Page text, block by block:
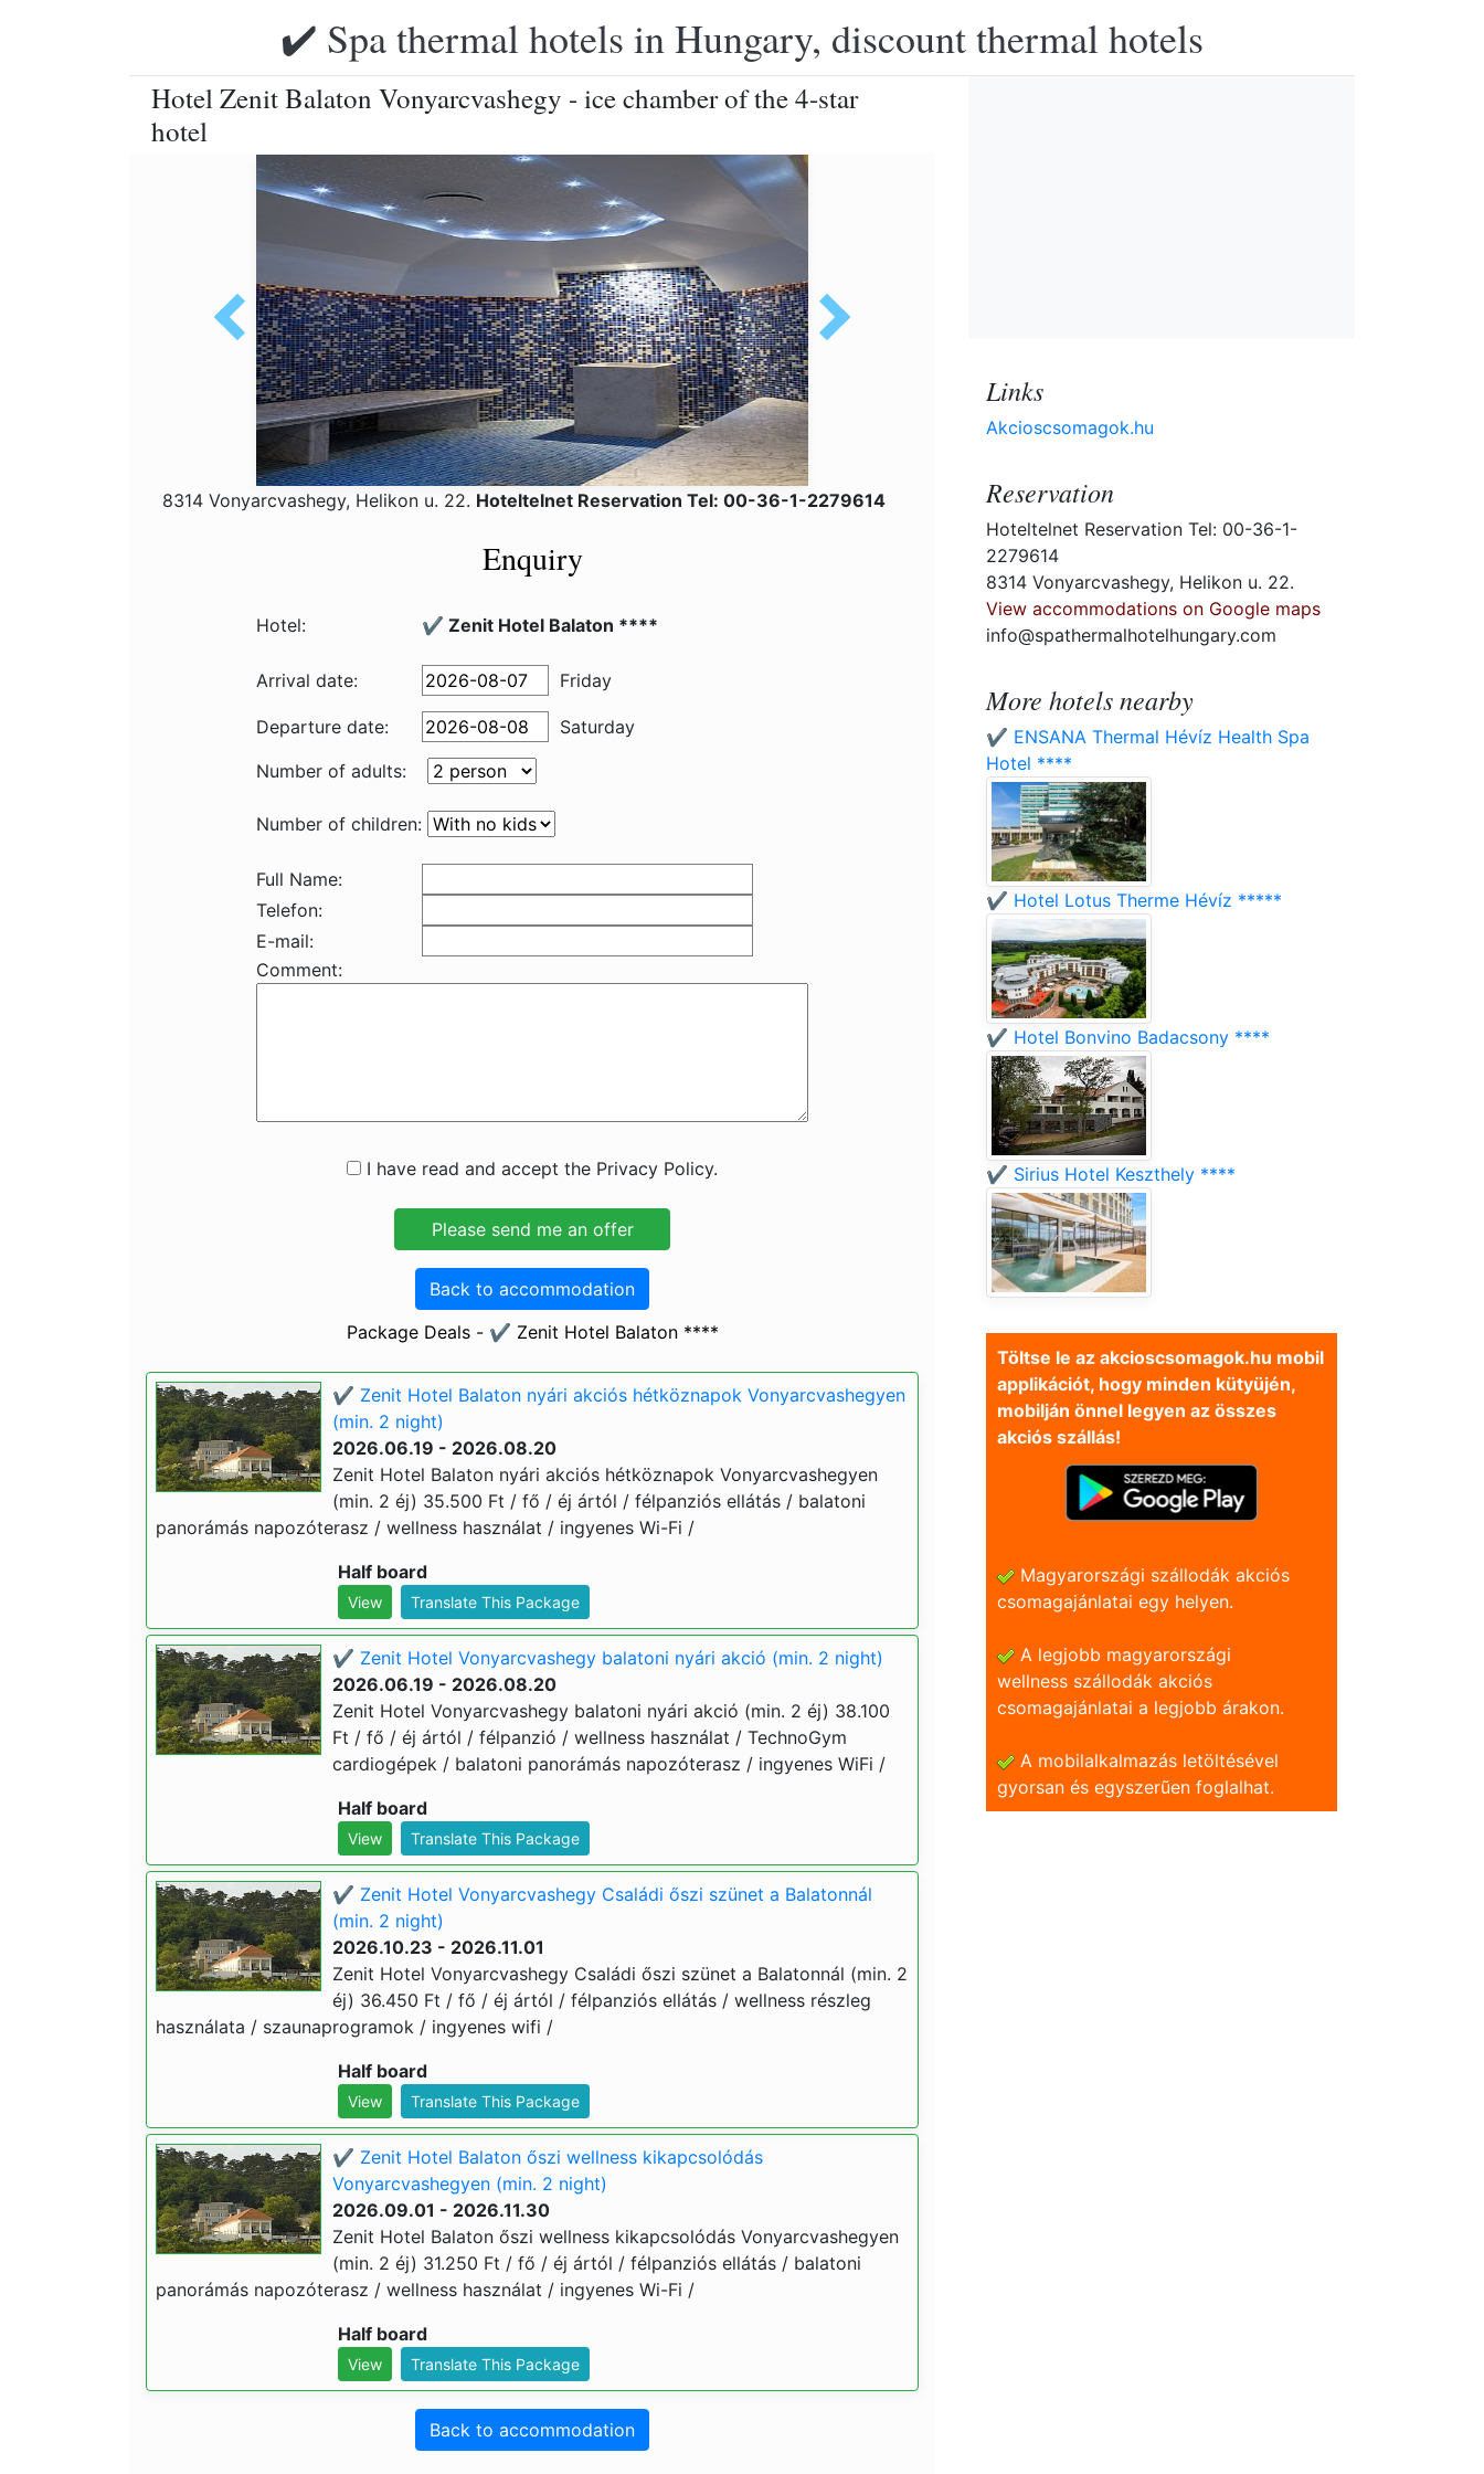
✔️ Spa thermal hotels in Hungary, discount thermal hotels
Hotel Zenit Balaton Vonyarcvashegy - ice chamber of the 4-star
hotel
8314 Vonyarcvashegy, Helikon u. 22. Hoteltelnet Reservation Tel: 00-36-1-2279614
Enquiry
Hotel: ✔️ Zenit Hotel Balaton ****
Arrival date: Friday
Departure date:
Saturday
Number of adults:
Number of children:
Full Name:
Telefon:
E-mail:
Comment:
I have read and accept the Privacy Policy.
Back to accommodation
Package Deals - ✔️ Zenit Hotel Balaton ****
✔️ Zenit Hotel Balaton nyári akciós hétköznapok Vonyarcvashegyen
(min. 2 night)
2026.06.19 - 2026.08.20
Zenit Hotel Balaton nyári akciós hétköznapok Vonyarcvashegyen
(min. 2 éj) 35.500 Ft / fő / éj ártól / félpanziós ellátás / balatoni
panorámás napozóterasz / wellness használat / ingyenes Wi-Fi /
Half board
View Translate This Package
✔️ Zenit Hotel Vonyarcvashegy balatoni nyári akció (min. 2 night)
2026.06.19 - 2026.08.20
Zenit Hotel Vonyarcvashegy balatoni nyári akció (min. 2 éj) 38.100
Ft / fő / éj ártól / félpanzió / wellness használat / TechnoGym
cardiogépek / balatoni panorámás napozóterasz / ingyenes WiFi /
Half board
View Translate This Package
✔️ Zenit Hotel Vonyarcvashegy Családi őszi szünet a Balatonnál
(min. 2 night)
2026.10.23 - 2026.11.01
Zenit Hotel Vonyarcvashegy Családi őszi szünet a Balatonnál (min. 2
éj) 36.450 Ft / fő / éj ártól / félpanziós ellátás / wellness részleg
használata / szaunaprogramok / ingyenes wifi /
Half board
View Translate This Package
✔️ Zenit Hotel Balaton őszi wellness kikapcsolódás
Vonyarcvashegyen (min. 2 night)
2026.09.01 - 2026.11.30
Zenit Hotel Balaton őszi wellness kikapcsolódás Vonyarcvashegyen
(min. 2 éj) 31.250 Ft / fő / éj ártól / félpanziós ellátás / balatoni
panorámás napozóterasz / wellness használat / ingyenes Wi-Fi /
Half board
View Translate This Package
Back to accommodation
Links
Akcioscsomagok.hu
Reservation
Hoteltelnet Reservation Tel: 00-36-1-
2279614
8314 Vonyarcvashegy, Helikon u. 22.
View accommodations on Google maps
info@spathermalhotelhungary.com
More hotels nearby
✔️ ENSANA Thermal Hévíz Health Spa
Hotel ****
✔️ Hotel Lotus Therme Hévíz *****
✔️ Hotel Bonvino Badacsony ****
✔️ Sirius Hotel Keszthely ****
Töltse le az akcioscsomagok.hu mobil
applikációt, hogy minden kütyüjén,
mobilján önnel legyen az összes
akciós szállás!
Magyarországi szállodák akciós
csomagajánlatai egy helyen.
A legjobb magyarországi
wellness szállodák akciós
csomagajánlatai a legjobb árakon.
A mobilalkalmazás letöltésével
gyorsan és egyszerũen foglalhat.